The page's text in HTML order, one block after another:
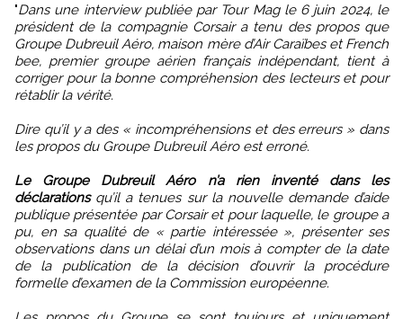
"Dans une interview publiée par Tour Mag le 6 juin 2024, le
président de la compagnie Corsair a tenu des propos que
Groupe Dubreuil Aéro, maison mère d’Air Caraïbes et French
bee, premier groupe aérien français indépendant, tient à
corriger pour la bonne compréhension des lecteurs et pour
rétablir la vérité.
Dire qu’il y a des « incompréhensions et des erreurs » dans
les propos du Groupe Dubreuil Aéro est erroné.
Le Groupe Dubreuil Aéro n’a rien inventé dans les
déclarationsqu’il a tenues sur la nouvelle demande d’aide
publique présentée par Corsair et pour laquelle, le groupe a
pu, en sa qualité de « partie intéressée », présenter ses
observations dans un délai d’un mois à compter de la date
de la publication de la décision d’ouvrir la procédure
formelle d’examen de la Commission européenne.